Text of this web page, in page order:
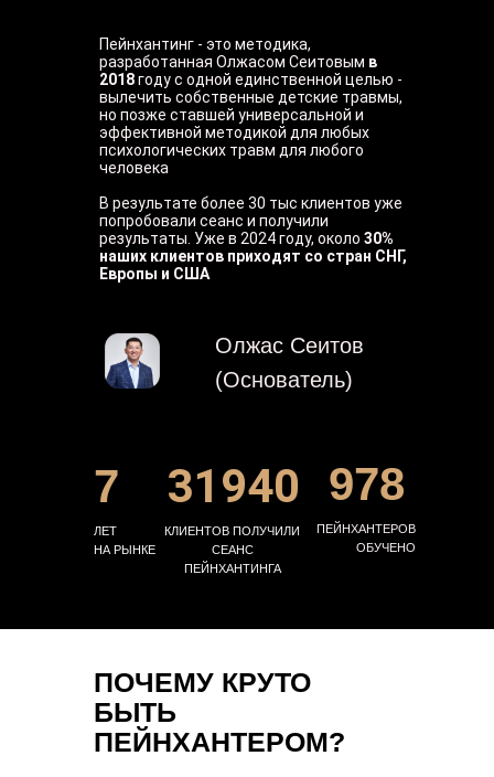
Пейнхантинг - это методика,
разработанная Олжасом Сеитовым в
2018году с одной единственной целью -
вылечить собственные детские травмы,
но позже ставшей универсальной и
эффективной методикой для любых
психологических травм для любого
человека
В результате более 30 тыс клиентов уже
попробовали сеанс и получили
результаты. Уже в 2024 году, около 30%
наших клиентов приходят со стран СНГ,
Европы и США
31940
ПЕЙНХАНТЕРОВ
ОБУЧЕНО
978
КЛИЕНТОВ ПОЛУЧИЛИ
СЕАНС
ПЕЙНХАНТИНГА
7
ЛЕТ
НА РЫНКЕ
Олжас Сеитов
(Основатель)
ПОЧЕМУ КРУТО
БЫТЬ
ПЕЙНХАНТЕРОМ?